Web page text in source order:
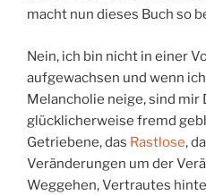
macht nun dieses Buch so
Nein, ich bin nicht in einer
aufgewachsen und wenn
Melancholie neige, sind mir
glücklicherweise fremd
Getriebene, das Rastlose,
Veränderungen um der
Weggehen, Vertrautes